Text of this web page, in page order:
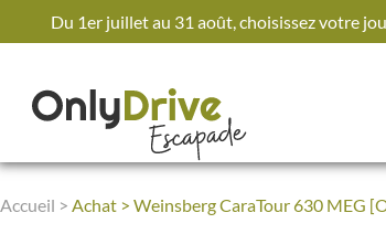
Du 1er juillet au 31 août, choisissez votre
Accueil > Achat > Weinsberg CaraTour 630 MEG